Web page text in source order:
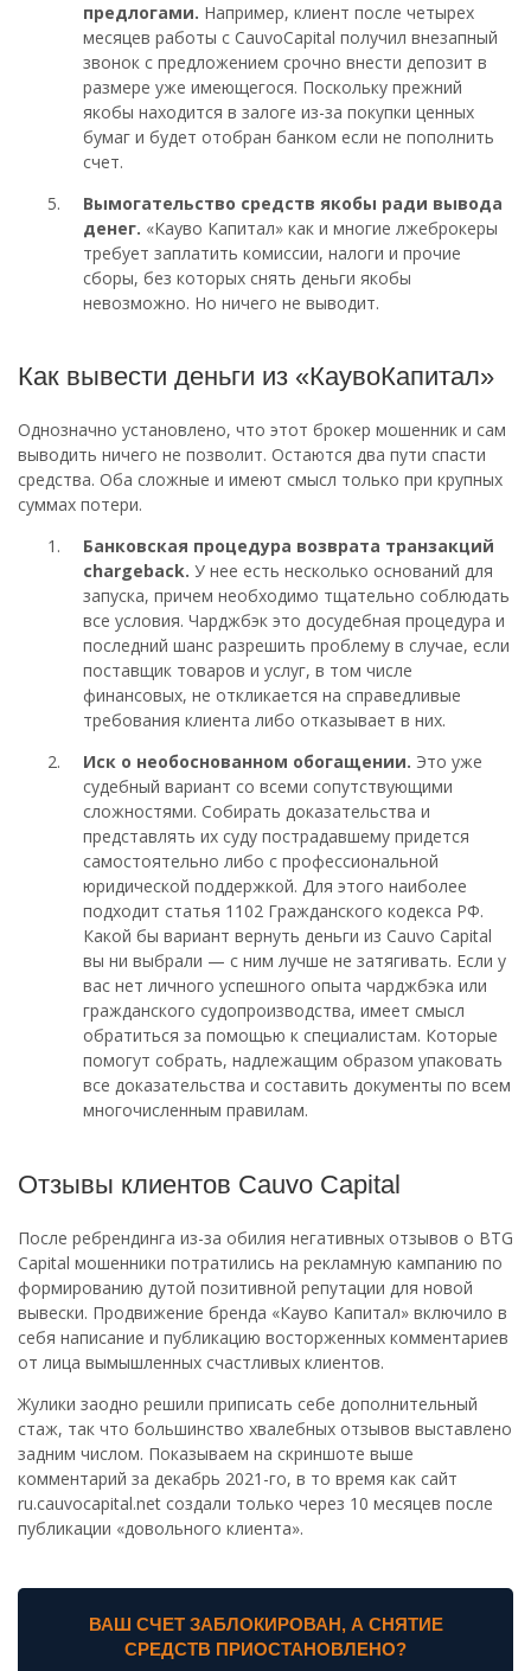
предлогами. Например, клиент после четырех
месяцев работы с CauvoCapital получил внезапный
звонок с предложением срочно внести депозит в
размере уже имеющегося. Поскольку прежний
якобы находится в залоге из-за покупки ценных
бумаг и будет отобран банком если не пополнить
счет.
Вымогательство средств якобы ради вывода
денег. «Кауво Капитал» как и многие лжеброкеры
требует заплатить комиссии, налоги и прочие
сборы, без которых снять деньги якобы
невозможно. Но ничего не выводит.
Как вывести деньги из «КаувоКапитал»
Однозначно установлено, что этот брокер мошенник и сам
выводить ничего не позволит. Остаются два пути спасти
средства. Оба сложные и имеют смысл только при крупных
суммах потери.
Банковская процедура возврата транзакций
chargeback. У нее есть несколько оснований для
запуска, причем необходимо тщательно соблюдать
все условия. Чарджбэк это досудебная процедура и
последний шанс разрешить проблему в случае, если
поставщик товаров и услуг, в том числе
финансовых, не откликается на справедливые
требования клиента либо отказывает в них.
Иск о необоснованном обогащении. Это уже
судебный вариант со всеми сопутствующими
сложностями. Собирать доказательства и
представлять их суду пострадавшему придется
самостоятельно либо с профессиональной
юридической поддержкой. Для этого наиболее
подходит статья 1102 Гражданского кодекса РФ.
Какой бы вариант вернуть деньги из Cauvo Capital
вы ни выбрали — с ним лучше не затягивать. Если у
вас нет личного успешного опыта чарджбэка или
гражданского судопроизводства, имеет смысл
обратиться за помощью к специалистам. Которые
помогут собрать, надлежащим образом упаковать
все доказательства и составить документы по всем
многочисленным правилам.
Отзывы клиентов Cauvo Capital
После ребрендинга из-за обилия негативных отзывов о BTG
Capital мошенники потратились на рекламную кампанию по
формированию дутой позитивной репутации для новой
вывески. Продвижение бренда «Кауво Капитал» включило в
себя написание и публикацию восторженных комментариев
от лица вымышленных счастливых клиентов.
Жулики заодно решили приписать себе дополнительный
стаж, так что большинство хвалебных отзывов выставлено
задним числом. Показываем на скриншоте выше
комментарий за декабрь 2021-го, в то время как сайт
ru.cauvocapital.net создали только через 10 месяцев после
публикации «довольного клиента».
ВАШ СЧЕТ ЗАБЛОКИРОВАН, А СНЯТИЕ
СРЕДСТВ ПРИОСТАНОВЛЕНО?